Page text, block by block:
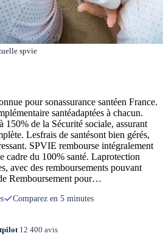
spvie
pour sonassurance santéen France.
santéadaptées à chacun.
150% de la Sécurité sociale, assurant
Lesfrais de santésont bien gérés,
SPVIE rembourse intégralement
cadre du 100% santé. Laprotection
avec des remboursements pouvant
Remboursement pour…
Comparez en 5 minutes
12 400 avis